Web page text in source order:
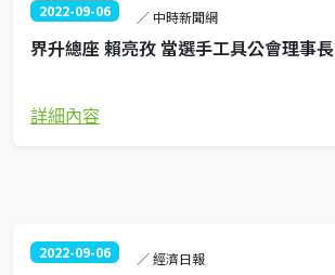
2022-09-06 ／ 中時新聞網
界升總座 賴亮孜 當選手工具公會理事長
詳細內容
2022-09-06 ／ 經濟日報